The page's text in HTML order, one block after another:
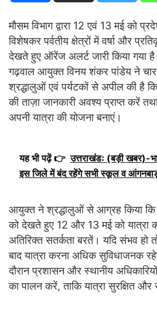
मौसम विभाग द्वारा 12 एवं 13 मई को
विशेषकर पर्वतीय क्षेत्रों में वर्षा और
देखते हुए ऑरेंज अलर्ट जारी किया गया
गढ़वाल आयुक्त विनय शंकर पांडेय ने
श्रद्धालुओं एवं पर्यटकों से अपील की है
की ताज़ा जानकारी अवश्य प्राप्त करें
अपनी यात्रा की योजना बनाएं।
यह भी पढ़ें 👉 उत्तराखंडः (बड़ी खबर)-
इस जिले में बंद रहेंगे सभी स्कूल व
आयुक्त ने श्रद्धालुओं से आग्रह किया कि
को देखते हुए 12 और 13 मई को यात्रा
अतिरिक्त सतर्कता बरतें। यदि संभव हो
बाद यात्रा करना अधिक सुविधाजनक
दौरान प्रशासन और स्थानीय अधिकारियों
का पालन करें, ताकि यात्रा सुरक्षित